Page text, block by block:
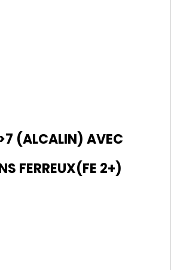
(ALCALIN) AVEC
FERREUX(FE 2+)